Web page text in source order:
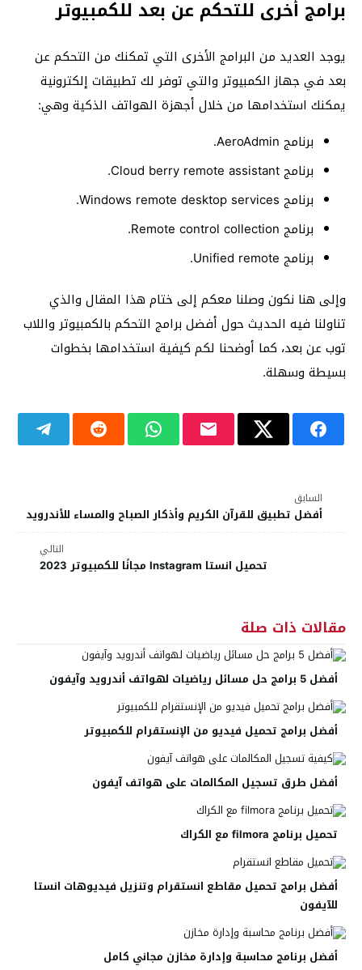
برامج أخرى للتحكم عن بعد للكمبيوتر
يوجد العديد من البرامج الأخرى التي تمكنك من التحكم عن
بعد في جهاز الكمبيوتر والتي توفر لك تطبيقات إلكترونية
يمكنك استخدامها من خلال أجهزة الهواتف الذكية وهي:
برنامج AeroAdmin.
برنامج Cloud berry remote assistant.
برنامج Windows remote desktop services.
برنامج Remote control collection.
برنامج Unified remote.
وإلى هنا نكون وصلنا معكم إلى ختام هذا المقال والذي
تناولنا فيه الحديث حول أفضل برامج التحكم بالكمبيوتر واللاب
توب عن بعد، كما أوضحنا لكم كيفية استخدامها بخطوات
بسيطة وسهلة.
السابق
أفضل تطبيق للقرآن الكريم وأذكار الصباح والمساء للأندرويد
التالي
تحميل انستا Instagram مجانًا للكمبيوتر 2023
مقالات ذات صلة
أفضل 5 برامج حل مسائل رياضيات لهواتف أندرويد وآيفون
أفضل برامج تحميل فيديو من الإنستقرام للكمبيوتر
أفضل طرق تسجيل المكالمات على هواتف آيفون
تحميل برنامج filmora مع الكراك
أفضل برامج تحميل مقاطع انستقرام وتنزيل فيديوهات انستا
للآيفون
أفضل برنامج محاسبة وإدارة مخازن مجاني كامل